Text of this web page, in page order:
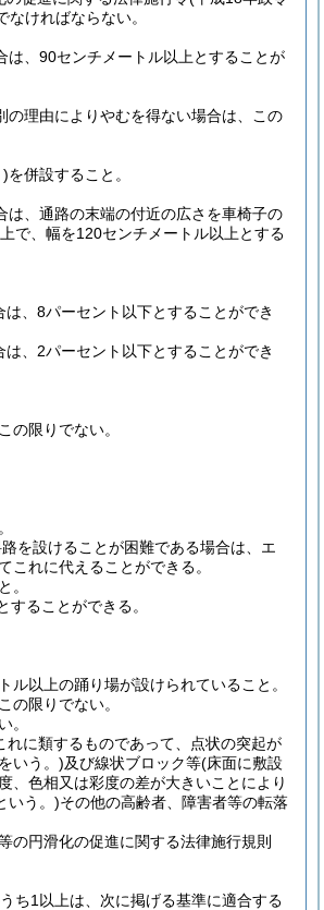
ければならない。
は、90センチメートル以上とすることが
の理由によりやむを得ない場合は、この
)を併設すること。
、通路の末端の付近の広さを車椅子の
で、幅を120センチメートル以上とする
、8パーセント以下とすることができ
、2パーセント以下とすることができ
の限りでない。
を設けることが困難である場合は、エ
れに代えることができる。
。
ることができる。
以上の踊り場が設けられていること。
の限りでない。
。
に類するものであって、点状の突起が
いう。)及び線状ブロック等(床面に敷設
、色相又は彩度の差が大きいことにより
いう。)その他の高齢者、障害者等の転落
の円滑化の促進に関する法律施行規則
ち1以上は、次に掲げる基準に適合する